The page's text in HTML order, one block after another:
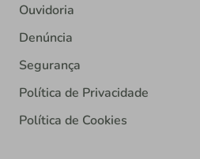
Ouvidoria
Denúncia
Segurança
Política de Privacidade
Política de Cookies